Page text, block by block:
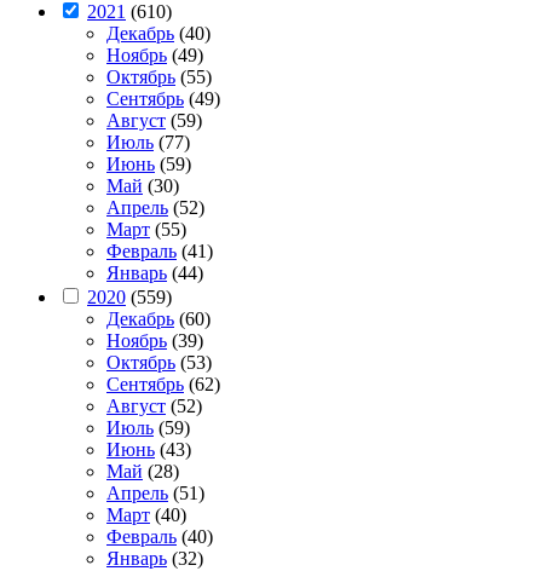
2021 (610)
Декабрь (40)
Ноябрь (49)
Октябрь (55)
Сентябрь (49)
Август (59)
Июль (77)
Июнь (59)
Май (30)
Апрель (52)
Март (55)
Февраль (41)
Январь (44)
2020 (559)
Декабрь (60)
Ноябрь (39)
Октябрь (53)
Сентябрь (62)
Август (52)
Июль (59)
Июнь (43)
Май (28)
Апрель (51)
Март (40)
Февраль (40)
Январь (32)